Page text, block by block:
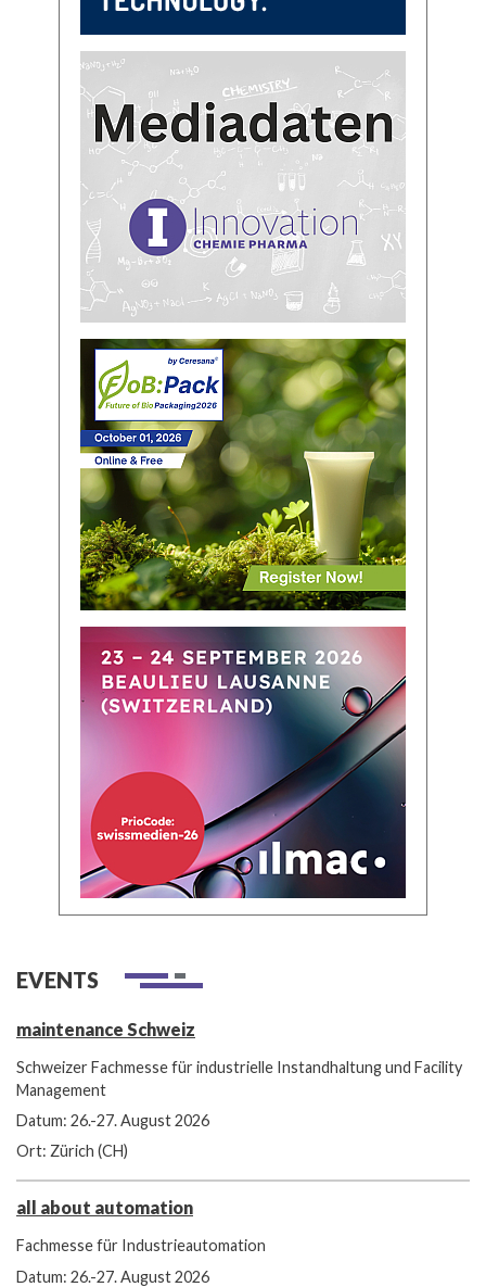
EVENTS
maintenance Schweiz
Schweizer Fachmesse für industrielle Instandhaltung und Facility
Management
Datum: 26.-27. August 2026
Ort: Zürich (CH)
all about automation
Fachmesse für Industrieautomation
Datum: 26.-27. August 2026